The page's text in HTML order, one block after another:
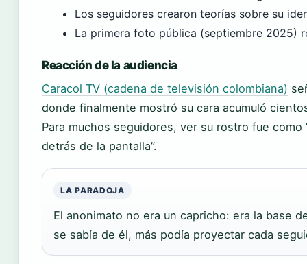
Los seguidores crearon teorías sobre su
La primera foto pública (septiembre 2025)
Reacción de la audiencia
Caracol TV (cadena de televisión colombiana)
donde finalmente mostró su cara acumuló
Para muchos seguidores, ver su rostro fue
detrás de la pantalla”.
LA PARADOJA
El anonimato no era un capricho: era la base
se sabía de él, más podía proyectar cada